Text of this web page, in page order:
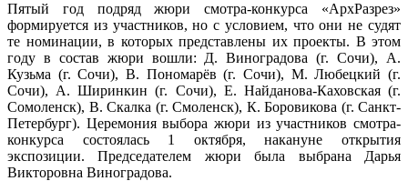
Пятый год подряд жюри смотра-конкурса «АрхРазрез»
формируется из участников, но с условием, что они не судят
те номинации, в которых представлены их проекты. В этом
году в состав жюри вошли: Д. Виноградова (г. Сочи), А.
Кузьма (г. Сочи), В. Пономарёв (г. Сочи), М. Любецкий (г.
Сочи), А. Ширинкин (г. Сочи), Е. Найданова-Каховская (г.
Сомоленск), В. Скалка (г. Смоленск), К. Боровикова (г. Санкт-
Петербург). Церемония выбора жюри из участников смотра-
конкурса состоялась 1 октября, накануне открытия
экспозиции. Председателем жюри была выбрана Дарья
Викторовна Виноградова.